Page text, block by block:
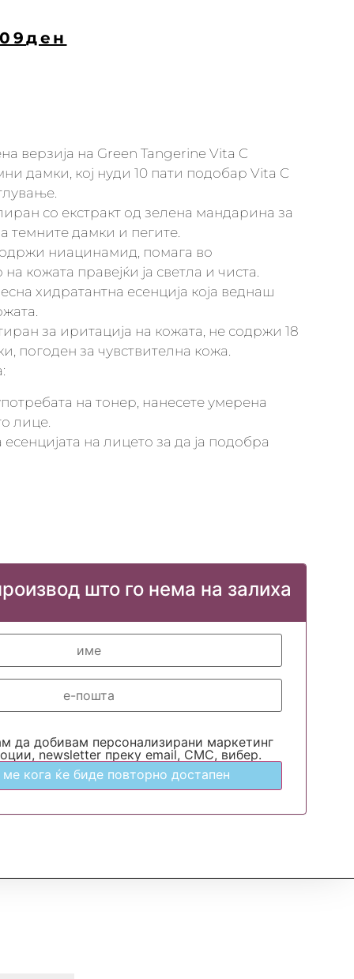
ден
верзија на Green Tangerine Vita C
дамки, кој нуди 10 пати подобар Vita C
со екстракт од зелена мандарина за
темните дамки и пегите.
ниацинамид, помага во
кожата правејќи ја светла и чиста.
хидратантна есенција која веднаш
за иритација на кожата, не содржи 18
погоден за чувствителна кожа.
на тонер, нанесете умерена
лице.
есенцијата на лицето за да ја подобра
што го нема на залиха
да добивам персонализирани маркетинг
newsletter преку email, СМС, вибер.
кога ќе биде повторно достапен